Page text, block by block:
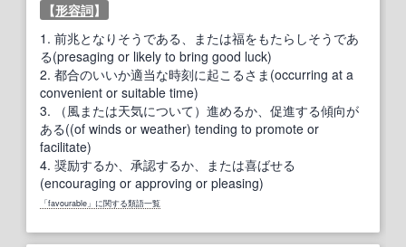
【形容詞】
1. 前兆となりそうである、または福をもたらしそうであ
る(presaging or likely to bring good luck)
2. 都合のいいか適当な時刻に起こるさま(occurring at a
convenient or suitable time)
3. （風または天気について）進めるか、促進する傾向が
ある((of winds or weather) tending to promote or
facilitate)
4. 奨励するか、承認するか、または喜ばせる
(encouraging or approving or pleasing)
「favourable」に関する類語一覧